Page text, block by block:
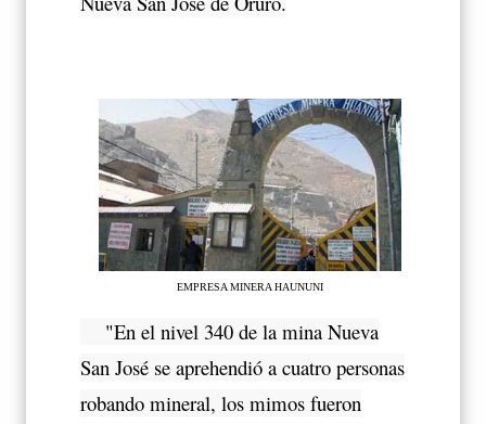
EMPRESA MINERA HAUNUNI
"En el nivel 340 de la mina Nueva
San José se aprehendió a cuatro personas
robando mineral, los mimos fueron